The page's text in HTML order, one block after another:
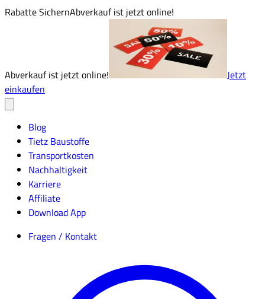
Rabatte SichernAbverkauf ist jetzt online!
Abverkauf ist jetzt online!
Jetzt
einkaufen
Blog
Tietz Baustoffe
Transportkosten
Nachhaltigkeit
Karriere
Affiliate
Download App
Fragen / Kontakt